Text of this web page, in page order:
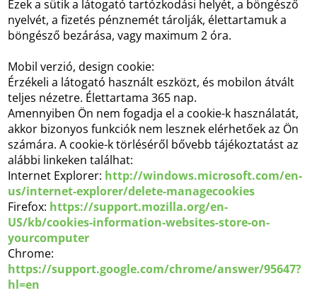
Ezek a sütik a látogató tartózkodási helyét, a böngésző
nyelvét, a fizetés pénznemét tárolják, élettartamuk a
böngésző bezárása, vagy maximum 2 óra.
Mobil verzió, design cookie:
Érzékeli a látogató használt eszközt, és mobilon átvált
teljes nézetre. Élettartama 365 nap.
Amennyiben Ön nem fogadja el a cookie-k használatát,
akkor bizonyos funkciók nem lesznek elérhetőek az Ön
számára. A cookie-k törléséről bővebb tájékoztatást az
alábbi linkeken találhat:
Internet Explorer: http://windows.microsoft.com/en-
us/internet-explorer/delete-managecookies
Firefox: https://support.mozilla.org/en-
US/kb/cookies-information-websites-store-on-
yourcomputer
Chrome:
https://support.google.com/chrome/answer/95647?
hl=en